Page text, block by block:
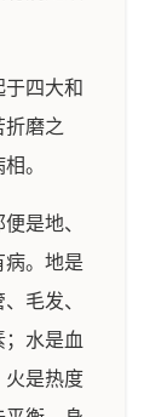
四大和
磨之
。
是地、
病。地是
毛发、
水是血
火是热度